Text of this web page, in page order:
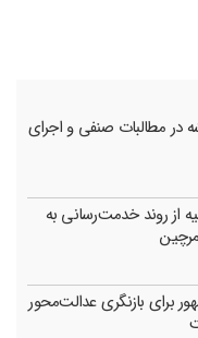
در مطالبات صنفی و اجرای
از روند خدمت‌رسانی به
برای بازنگری عدالت‌محور